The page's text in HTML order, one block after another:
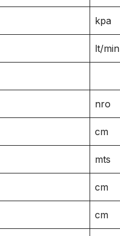
kpa
lt/min
nro
cm
mts
cm
cm